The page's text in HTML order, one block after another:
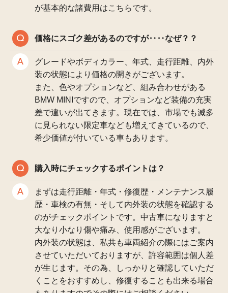
が基本的な諸費用はこちらです。
価格にスゴク差があるのですが‥‥なぜ？？
グレードやボディカラー、年式、走行距離、内外
装の状態により価格の開きがございます。
また、色やオプションなど、組み合わせがある
BMW MINIですので、オプションなど装備の充実
差で違いが出てきます。現在では、市場でも滅多
に見られない限定車なども増えてきているので、
希少価値が付いている車もあります。
購入時にチェックするポイントは？
まずは走行距離・年式・修復歴・メンテナンス履
歴・車検の有無・そして内外装の状態を確認する
のがチェックポイントです。中古車になりますと
大なり小なり傷や痛み、使用感がございます。
内外装の状態は、私共も車両紹介の際にはご案内
させていただいておりますが、許容範囲は個人差
が生じます。その為、しっかりと確認していただ
くことをおすすめし、修復することも出来る場合